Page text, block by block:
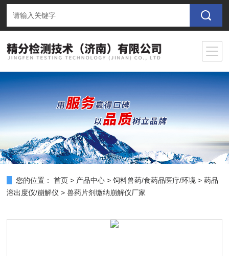
您的位置： 首页 > 产品中心 >饲料兽药/食药品医疗/环境 >药品
溶出度仪/崩解仪 > 兽药片剂缴纳崩解仪厂家